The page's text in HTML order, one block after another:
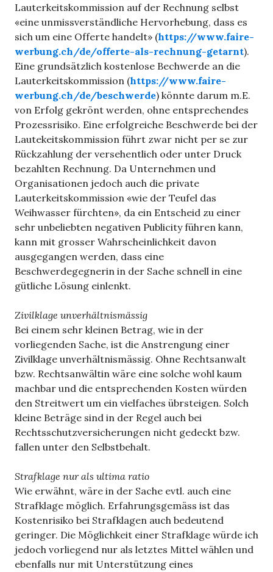
Lauterkeitskommission auf der Rechnung selbst
«eine unmissverständliche Hervorhebung, dass es
sich um eine Offerte handelt» (https://www.faire-
werbung.ch/de/offerte-als-rechnung-getarnt).
Eine grundsätzlich kostenlose Bechwerde an die
Lauterkeitskommission (https://www.faire-
werbung.ch/de/beschwerde) könnte darum m.E.
von Erfolg gekrönt werden, ohne entsprechendes
Prozessrisiko. Eine erfolgreiche Beschwerde bei der
Lautekeitskommission führt zwar nicht per se zur
Rückzahlung der versehentlich oder unter Druck
bezahlten Rechnung. Da Unternehmen und
Organisationen jedoch auch die private
Lauterkeitskommission «wie der Teufel das
Weihwasser fürchten», da ein Entscheid zu einer
sehr unbeliebten negativen Publicity führen kann,
kann mit grosser Wahrscheinlichkeit davon
ausgegangen werden, dass eine
Beschwerdegegnerin in der Sache schnell in eine
gütliche Lösung einlenkt.
Zivilklage unverhältnismässig
Bei einem sehr kleinen Betrag, wie in der
vorliegenden Sache, ist die Anstrengung einer
Zivilklage unverhältnismässig. Ohne Rechtsanwalt
bzw. Rechtsanwältin wäre eine solche wohl kaum
machbar und die entsprechenden Kosten würden
den Streitwert um ein vielfaches übrsteigen. Solch
kleine Beträge sind in der Regel auch bei
Rechtsschutzversicherungen nicht gedeckt bzw.
fallen unter den Selbstbehalt.
Strafklage nur als ultima ratio
Wie erwähnt, wäre in der Sache evtl. auch eine
Strafklage möglich. Erfahrungsgemäss ist das
Kostenrisiko bei Strafklagen auch bedeutend
geringer. Die Möglichkeit einer Strafklage würde ich
jedoch vorliegend nur als letztes Mittel wählen und
ebenfalls nur mit Unterstützung eines